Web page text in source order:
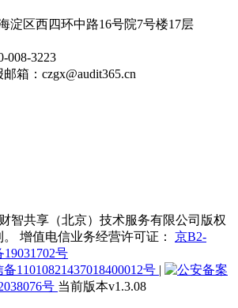
淀区西四环中路16号院7号楼17层
008-3223
箱： czgx@audit365.cn
智共享（北京）技术服务有限公司版权
增值电信业务经营许可证： 京B2-
19031702号
11010821437018400012号
号 当前版本v1.3.08